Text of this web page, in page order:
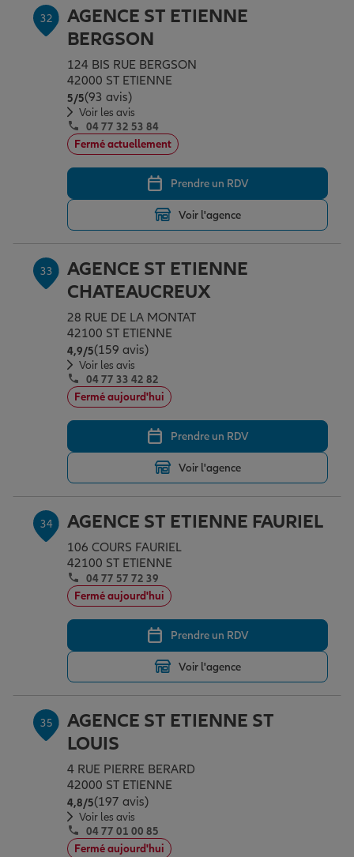
32
AGENCE ST ETIENNE
BERGSON
124 BIS RUE BERGSON
42000 ST ETIENNE
5/5Note de 5 sur 5
(93 avis)
Voir les avis
04 77 32 53 84
Fermé actuellement
Prendre un RDV
Voir l'agence
33
AGENCE ST ETIENNE
CHATEAUCREUX
28 RUE DE LA MONTAT
42100 ST ETIENNE
4,9/5Note de 4.9 sur 5
(159 avis)
Voir les avis
04 77 33 42 82
Fermé aujourd'hui
Prendre un RDV
Voir l'agence
34 AGENCE ST ETIENNE FAURIEL
106 COURS FAURIEL
42100 ST ETIENNE
04 77 57 72 39
Fermé aujourd'hui
Prendre un RDV
Voir l'agence
35
AGENCE ST ETIENNE ST
LOUIS
4 RUE PIERRE BERARD
42000 ST ETIENNE
4,8/5Note de 4.8 sur 5
(197 avis)
Voir les avis
04 77 01 00 85
Fermé aujourd'hui